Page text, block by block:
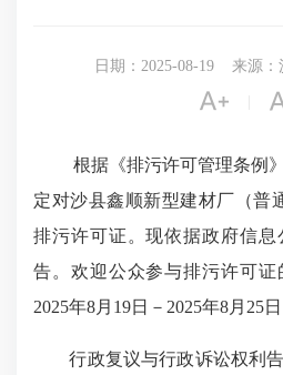
日期：2025-08-19 来源：

根据《排污许可管理条例》
定对沙县鑫顺新型建材厂（普
排污许可证。现依据政府信
告。欢迎公众参与排污许可
2025年8月19日－2025年8月25日
行政复议与行政诉讼权利告